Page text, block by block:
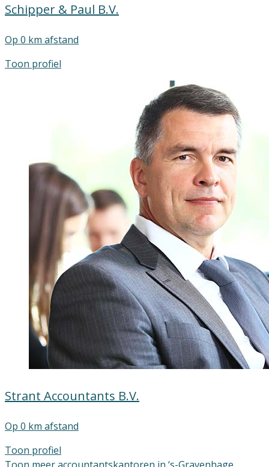
Schipper & Paul B.V.
Op 0 km afstand
Toon profiel
Strant Accountants B.V.
Op 0 km afstand
Toon profiel